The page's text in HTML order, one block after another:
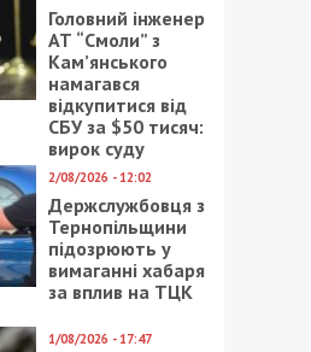
Головний інженер
АТ “Смоли” з
Кам’янського
намагався
відкупитися від
СБУ за $50 тисяч:
вирок суду
2/08/2026 - 12:02
Держслужбовця з
Тернопільщини
підозрюють у
вимаганні хабаря
за вплив на ТЦК
1/08/2026 - 17:47